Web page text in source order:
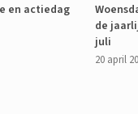
en actiedag
de
juli
20 april